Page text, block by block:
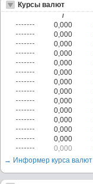
Курсы валют
/
0,000
0,000
0,000
0,000
0,000
0,000
0,000
0,000
0,000
0,000
0,000
0,000
0,000
0,000
→ Информер курса валют